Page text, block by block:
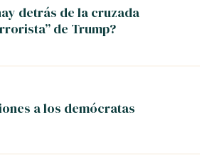
detrás de la cruzada
de Trump?
a los demócratas